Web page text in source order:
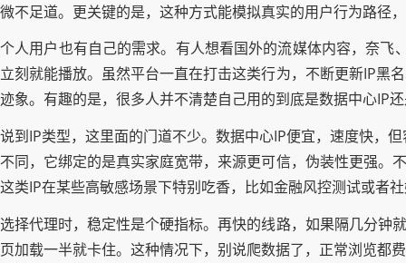
微不足道。更关键的是，这种方式能模拟真实的用户行为路径
个人用户也有自己的需求。有人想看国外的流媒体内容，奈
立刻就能播放。虽然平台一直在打击这类行为，不断更新IP黑
迹象。有趣的是，很多人并不清楚自己用的到底是数据中心IP
说到IP类型，这里面的门道不少。数据中心IP便宜，速度快，
不同，它绑定的是真实家庭宽带，来源更可信，伪装性更强。
这类IP在某些高敏感场景下特别吃香，比如金融风控测试或者
选择代理时，稳定性是个硬指标。再快的线路，如果隔几分钟
页加载一半就卡住。这种情况下，别说爬数据了，正常浏览都